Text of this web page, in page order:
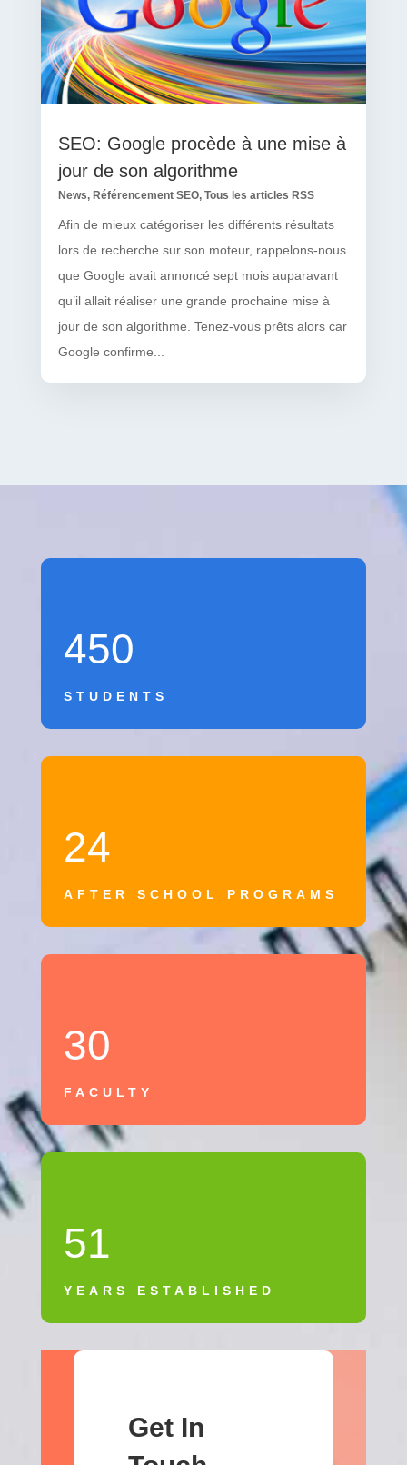
SEO: Google procède à une mise à
jour de son algorithme
News, Référencement SEO, Tous les articles RSS
Afin de mieux catégoriser les différents résultats
lors de recherche sur son moteur, rappelons-nous
que Google avait annoncé sept mois auparavant
qu’il allait réaliser une grande prochaine mise à
jour de son algorithme. Tenez-vous prêts alors car
Google confirme...
450
STUDENTS
24
AFTER SCHOOL PROGRAMS
30
FACULTY
51
YEARS ESTABLISHED
Get In